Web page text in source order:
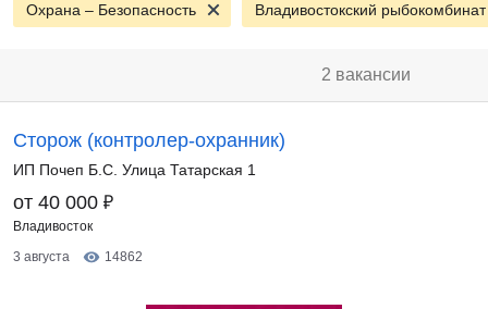
Охрана – Безопасность Владивостокский рыбокомбинат
2 вакансии
Сторож (контролер-охранник)
ИП Почеп Б.С. Улица Татарская 1
от 40 000 ₽
Владивосток
3 августа
14862